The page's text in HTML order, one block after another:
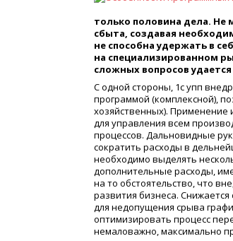
только половина дела. Не
сбыта, создавая
не способна удержать в
на специализированном
сложных вопросов
С одной стороны, 1с упп
программой (комплексной),
хозяйственных).
для управления всем
процессов. Дальновидные
сократить расходы в
необходимо выделять
дополнительные расходы,
на то обстоятельство, что
развития бизнеса.
для недопущения срыва
оптимизировать процесс
немаловажно, максимально